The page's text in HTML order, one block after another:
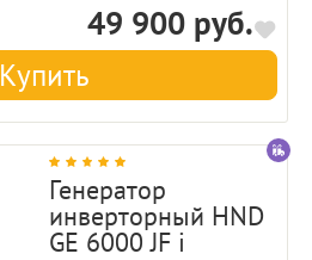
49 900 руб.
Купить
Генератор
инверторный HND
GE 6000 JF i